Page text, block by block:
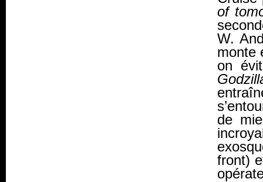
of
W.
monte
on
de
front)